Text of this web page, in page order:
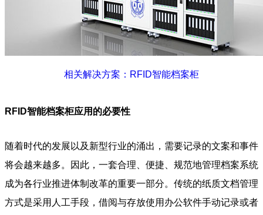
相关解决方案：RFID智能档案柜
RFID智能档案柜应用的必要性
随着时代的发展以及新型行业的涌出，需要记录的文案和事件
将会越来越多。因此，一套合理、便捷、规范地管理档案系统
成为各行业推进体制改革的重要一部分。传统的纸质文档管理
方式是采用人工手段，借阅与存放使用办公软件手动记录或者